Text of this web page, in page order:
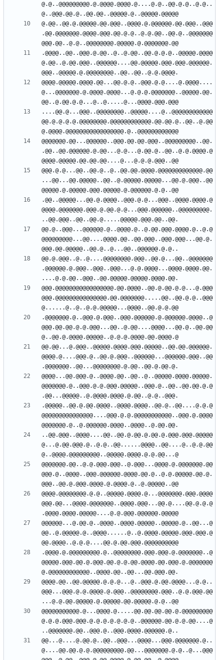
@.@..@@@@@@@@@.@.@@@@.@@@@.@....@.@..@@.@.@..@.@..
@.@@..@@.@.@@@@@.@@.@@@..@@@@.@.@@@@@@.@@.@@@..@@@
.@@.@@@@@@@.@@@@.@@@.@@.@.@..@.@.@@..@@.@..@@@@@@@
.@@@@..@@..@@@.@.@@..@..@.@@..@@.@.@.@..@@@@@.@@@@
@.@@..@.@@.@@@..@@@@@@....@@.@@@@@.@@@.@@@.@@@@@@.
@@@@.@@@@@.@@@@.@@...@@.@.@..@@@.@.@....@.@@@@....
@...@@@@@@@.@.@@@@.@@@@...@.@.@.@@@@@@@..@@@@@.@@.
....@@.@...@@@..@@@@@@@@..@@@@@....@..@@@@@@@@@@@@
@@.@.@.@.@.@@@@@@@@.@@@@@@@@@@@@.@@.@@.@..@@..@.@@
@@@@@@@.@@...@@@@@@..@@@.@@.@@.@@@..@@@@@@@@@..@@.
.@@..@@.@@@@@@.@.@@...@.@...@.@@.@..@@..@.@.@@@@.@
@@@.@.@...@@..@@.@..@..@@.@@.@@@@.@@@@@@@@@@@@@.@@
...@@...@@.@@@@@..@@..@.@@@@@.@@@@@...@@.@.@@@..@@
.@@..@@@@@...@@.@.@@@@..@@@.@.@...@@@..@@@@.@@@@.@
@@@@.@@@@@@@.@@@.@.@@.@.@...@@@.@@@@@@..@@@@@@@@@.
@@.@..@@@...@@@@@@.@..@@@@.@..@.@@.@@@.@@@@.@..@.@
@@@@@@@@@...@@....@@@@.@@..@@.@@@..@@@.@@@...@@.@.
@@.@.@@@..@..@....@@@@@@@@.@@@..@@.@...@@..@@@@@@@
.@@@@@@.@.@@@..@@@..@@@...@.@.@@@@...@@@@.@@@@.@@.
@@@.@@@@@@@@@@@@@@@@@.@@.@@@@..@@.@.@@.@.@...@.@@@
@@@.@@@@@@@@@@@@@@@.@@.@@@@@@@.....@@..@@.@.@..@@@
.@@@@@@@.@..@@@.@.@@@..@@@.@@@@@@.@.@@@@@@.@@@@..@
@@@.@@.@@.@.@.@@@...@@..@.@@....@@@@...@@.@..@@.@@
@@.@@...@.@@@..@@@@@.@@@@.@@@.@@@@@..@@.@@.@@@@@@.
@@@@.@....@@@.@..@@.@.@@@..@@@@@@...@@@@@@.@@@..@@
@@@@...@@.@@@.@..@@@@.@@..@@..@..@@@@@.@@@@.@@@@@.
@@@@@@@.@..@@@.@.@.@@@.@@@@@..@@@.@..@@..@@.@@.@.@
.@@@@@..@@.@.@@.@@@@..@@@@.@@@@..@@.@..@@....@.@.@
@@@@@@@@@@@@@@@....@@@.@.@.@@@@@@@@@@@..@@@.@.@@@@
..@@.@@@..@@@@....@@..@@.@.@@.@.@@.@.@@@.@@@.@@@@@
@...@.@@.@@@.@..@.@..@@......@@@@..@@....@..@.@.@@
@@@@@@@.@@..@.@.@@@.@@@..@.@@@...@@@@.@.@@@@@@@.@@
@@@.@..@@@@..@@@.@@@@@@.@@@@.@@.@..@.@.@@@@@.@@.@.
@@@@.@@@@@@@@.@.@..@@@@@.@@@@.@...@@@@@@@.@@@.@@@@
@@@.@@...@@@@.@@@@@@@..@@@@.@@@...@@.@....@@.@.@.@
@@@@@@...@.@@.@..@@@@..@@@@.@@@@@..@@@@@.@..@@...@
@@..@.@@@@@.@..@@@@......@..@.@@@@.@@@@@.@@@.@@@.@
.@@@@.@.@@@@@@@@@.@..@@@@@@@@.@@@.@@@.@.@@@@@@@..@
@@@@@.@@@.@@.@.@@@.@@.@.@.@@.@@@@.@@.@@@.@.@@@@@@@
@@@@.@@..@@.@@@@@.@.@.@...@..@@@.@.@@.@@@@...@.@..
@@@...@@@.@.@.@@@@.@.@@@..@@@@@@@@.@@@..@.@.@@@.@@
@@@@@@@@@@@.@...@@@@.@.....@@.@@.@@.@@.@.@@@@@@@@@
@.@.@.@@@.@@@.@.@.@.@.@.@.@..@@@@@@.@@.@.@.@@....@
@@...@....@.@@.@..@@..@@@...@@@@...@@@.@@@@@@@.@..
@....@@.@@.@.@.@@@@@@@@@.@@...@@@@@@@.@.@..@...@@@